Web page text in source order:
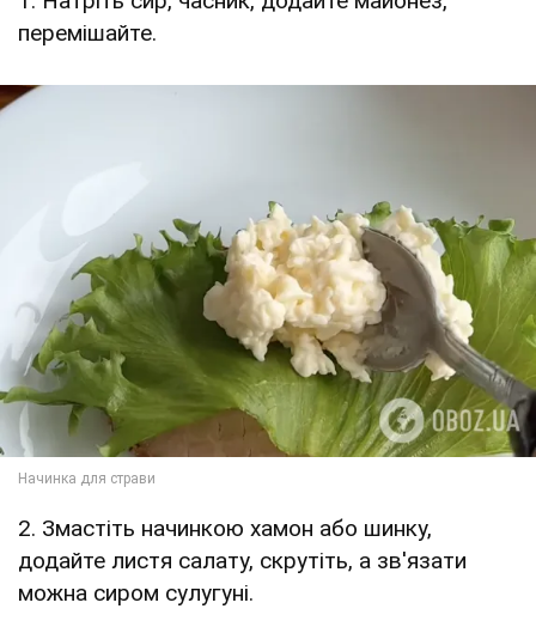
перемішайте.
2. Змастіть начинкою хамон або шинку,
додайте листя салату, скрутіть, а зв'язати
можна сиром сулугуні.